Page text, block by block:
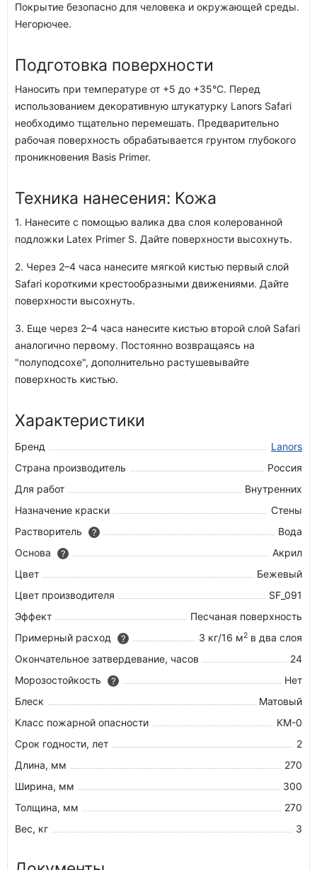
Покрытие безопасно для человека и окружающей среды.
Негорючее.
Подготовка поверхности
Наносить при температуре от +5 до +35°С. Перед
использованием декоративную штукатурку Lanors Safari
необходимо тщательно перемешать. Предварительно
рабочая поверхность обрабатывается грунтом глубокого
проникновения Basis Primer.
Техника нанесения: Кожа
1. Нанесите с помощью валика два слоя колерованной
подложки Latex Primer S. Дайте поверхности высохнуть.
2. Через 2–4 часа нанесите мягкой кистью первый слой
Safari короткими крестообразными движениями. Дайте
поверхности высохнуть.
3. Еще через 2–4 часа нанесите кистью второй слой Safari
аналогично первому. Постоянно возвращаясь на
"полуподсохе", дополнительно растушевывайте
поверхность кистью.
Характеристики
Бренд
Lanors
Страна производитель
Россия
Для работ
Внутренних
Назначение краски
Стены
Растворитель
?
Вода
Основа
?
Акрил
Цвет
Бежевый
Цвет производителя
SF_091
Эффект
Песчаная поверхность
Примерный расход
? 3 кг/16 м2 в два слоя
Окончательное затвердевание, часов
24
Морозостойкость
?
Нет
Блеск
Матовый
Класс пожарной опасности
КМ-0
Срок годности, лет
2
Длина, мм
270
Ширина, мм
300
Толщина, мм
270
Вес, кг
3